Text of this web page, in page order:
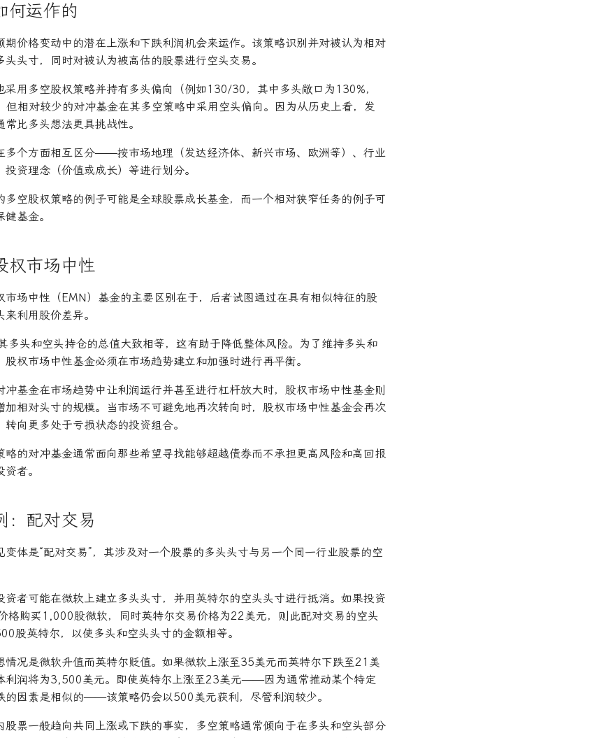
何运作的
期价格变动中的潜在上涨和下跌利润机会来运作。该策略识别并对被认为相对
头寸，同时对被认为被高估的股票进行空头交易。
采用多空股权策略并持有多头偏向（例如130/30，其中多头敞口为130%，
但相对较少的对冲基金在其多空策略中采用空头偏向。因为从历史上看，发
比多头想法更具挑战性。
多个方面相互区分——按市场地理（发达经济体、新兴市场、欧洲等）、行业
投资理念（价值或成长）等进行划分。
多空股权策略的例子可能是全球股票成长基金，而一个相对狭窄任务的例子可
基金。
权市场中性
市场中性（EMN）基金的主要区别在于，后者试图通过在具有相似特征的股
利用股价差异。
多头和空头持仓的总值大致相等，这有助于降低整体风险。为了维持多头和
股权市场中性基金必须在市场趋势建立和加强时进行再平衡。
冲基金在市场趋势中让利润运行并甚至进行杠杆放大时，股权市场中性基金则
加相对头寸的规模。当市场不可避免地再次转向时，股权市场中性基金会再次
向更多处于亏损状态的投资组合。
略的对冲基金通常面向那些希望寻找能够超越债券而不承担更高风险和高回报
者。
：配对交易
变体是“配对交易”，其涉及对一个股票的多头头寸与另一个同一行业股票的空
资者可能在微软上建立多头头寸，并用英特尔的空头头寸进行抵消。如果投资
格购买1,000股微软，同时英特尔交易价格为22美元，则此配对交易的空头
股英特尔，以使多头和空头头寸的金额相等。
情况是微软升值而英特尔贬值。如果微软上涨至35美元而英特尔下跌至21美
利润将为3,500美元。即使英特尔上涨至23美元——因为通常推动某个特定
的因素是相似的——该策略仍会以500美元获利，尽管利润较少。
股票一般趋向共同上涨或下跌的事实，多空策略通常倾向于在多头和空头部分